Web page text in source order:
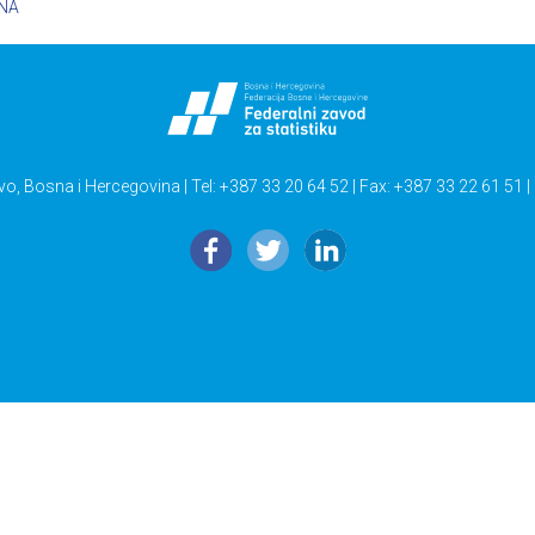
Bosna i Hercegovina | Tel: +387 33 20 64 52 | Fax: +387 33 22 61 51 |